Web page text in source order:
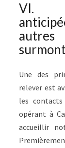
VI.
Une des
relever est
les contacts
opérant à
accueillir